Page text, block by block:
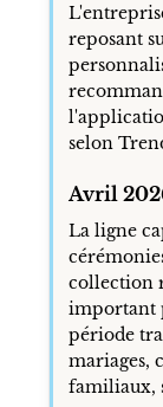
reposant
selon
Avril
La ligne
collection
important
période
mariages,
familiaux,